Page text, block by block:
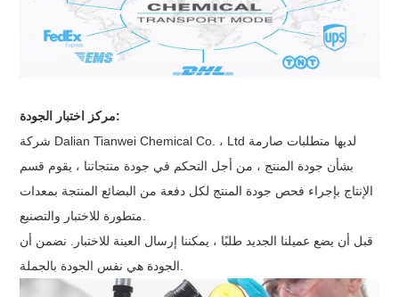
مركز اختبار الجودة:
شركة Dalian Tianwei Chemical Co. ، Ltd لديها متطلبات صارمة
بشأن جودة المنتج ، من أجل التحكم في جودة منتجاتنا ، يقوم قسم
الإنتاج بإجراء فحص جودة المنتج لكل دفعة من البضائع المنتجة بمعدات
قبل أن يضع عميلنا الجديد طلبًا ، يمكننا إرسال العينة للاختبار. نضمن أن